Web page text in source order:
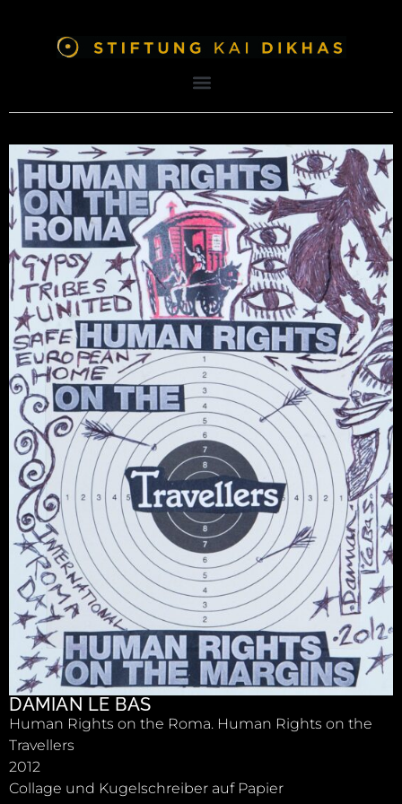
DAMIAN LE BAS
Human Rights on the Roma. Human Rights on the
Travellers
2012
Collage und Kugelschreiber auf Papier